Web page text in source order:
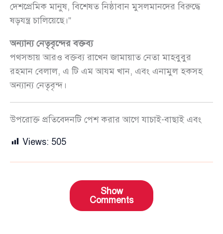
দেশপ্রেমিক মানুষ, বিশেষত নিষ্ঠাবান মুসলমানদের বিরুদ্ধে
ষড়যন্ত্র চালিয়েছে।”
অন্যান্য নেতৃবৃন্দের বক্তব্য
পথসভায় আরও বক্তব্য রাখেন জামায়াত নেতা মাহবুবুর
রহমান বেলাল, এ টি এম আযম খান, এবং এনামুল হকসহ
অন্যান্য নেতৃবৃন্দ।
উপরোক্ত প্রতিবেদনটি পেশ করার আগে যাচাই-বাছাই এবং
Views: 505
Show
Comments